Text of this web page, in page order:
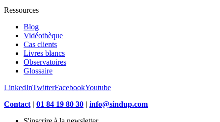
Ressources
Blog
Vidéothèque
Cas clients
Livres blancs
Observatoires
Glossaire
LinkedInTwitterFacebookYoutube
Contact | 01 84 19 80 30 | info@sindup.com